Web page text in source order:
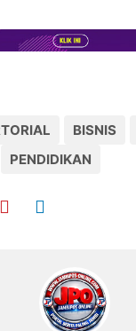
BISNIS
PENDIDIKAN